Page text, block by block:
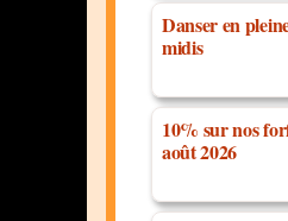
Danser en
midis
10% sur nos
août 2026